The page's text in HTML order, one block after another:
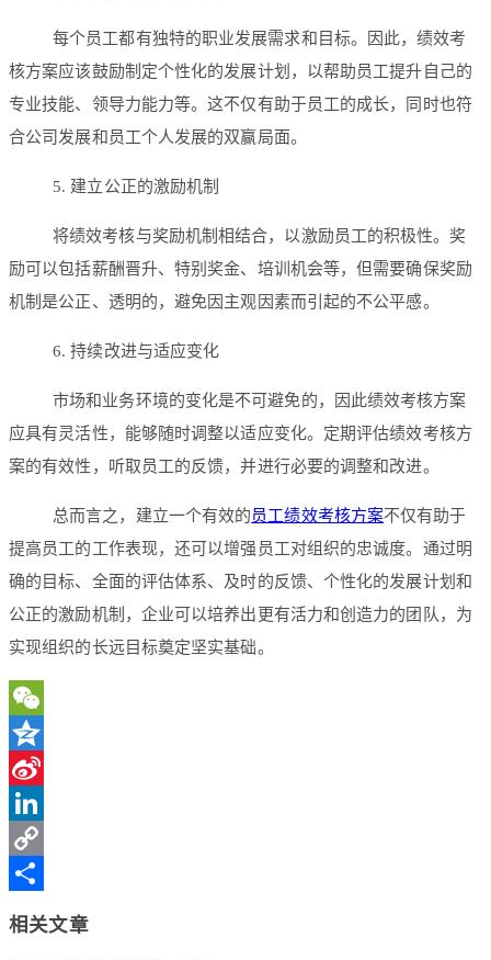
每个员工都有独特的职业发展需求和目标。因此，绩效考
核方案应该鼓励制定个性化的发展计划，以帮助员工提升自己的
专业技能、领导力能力等。这不仅有助于员工的成长，同时也符
合公司发展和员工个人发展的双赢局面。
5. 建立公正的激励机制
将绩效考核与奖励机制相结合，以激励员工的积极性。奖
励可以包括薪酬晋升、特别奖金、培训机会等，但需要确保奖励
机制是公正、透明的，避免因主观因素而引起的不公平感。
6. 持续改进与适应变化
市场和业务环境的变化是不可避免的，因此绩效考核方案
应具有灵活性，能够随时调整以适应变化。定期评估绩效考核方
案的有效性，听取员工的反馈，并进行必要的调整和改进。
总而言之，建立一个有效的员工绩效考核方案不仅有助于
提高员工的工作表现，还可以增强员工对组织的忠诚度。通过明
确的目标、全面的评估体系、及时的反馈、个性化的发展计划和
公正的激励机制，企业可以培养出更有活力和创造力的团队，为
实现组织的长远目标奠定坚实基础。
WeChat
Qzone
Sina
Weibo
LinkedIn
Copy
相关文章